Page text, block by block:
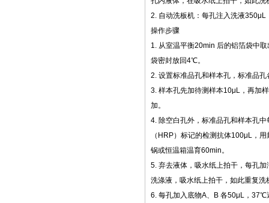
2. 自动洗板机：每孔注入洗液
操作步骤
1. 从室温平衡20min 后的铝箔袋中
袋密封放回4℃。
2. 设置标准品孔和样本孔，标准品
3. 样本孔先加待测样本10μL，再加
加。
4. 除空白孔外，标准品孔和样本孔
（HRP）标记的检测抗体100μL，
锅或恒温箱温育60min。
5. 弃去液体，吸水纸上拍干，每孔
洗涤液，吸水纸上拍干，如此重复
6. 每孔加入底物A、B 各50μL，37℃